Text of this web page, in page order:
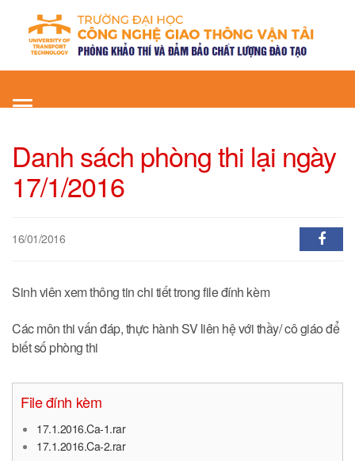
Toggle
Danh sách phòng thi lại ngày
17/1/2016
16/01/2016
Sinh viên xem thông tin chi tiết trong file đính kèm
Các môn thi vấn đáp, thực hành SV liên hệ với thầy/ cô giáo để
biết số phòng thi
File đính kèm
17.1.2016.Ca-1.rar
17.1.2016.Ca-2.rar